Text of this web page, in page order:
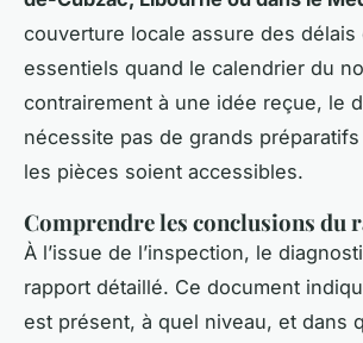
couverture locale assure des délais
essentiels quand le calendrier du
contrairement à une idée reçue, le
nécessite pas de grands
les pièces soient accessibles.
Comprendre les conclusions du
À l’issue de l’inspection, le
rapport détaillé. Ce document
est présent, à quel niveau, et dans